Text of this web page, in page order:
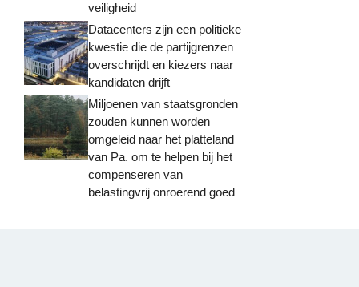
veiligheid
Datacenters zijn een politieke
kwestie die de partijgrenzen
overschrijdt en kiezers naar
kandidaten drijft
Miljoenen van staatsgronden
zouden kunnen worden
omgeleid naar het platteland
van Pa. om te helpen bij het
compenseren van
belastingvrij onroerend goed